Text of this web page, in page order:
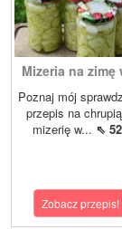
Mizeria na zimę
Poznaj mój
przepis na
mizerię w... ⇖
Zobacz przepis!